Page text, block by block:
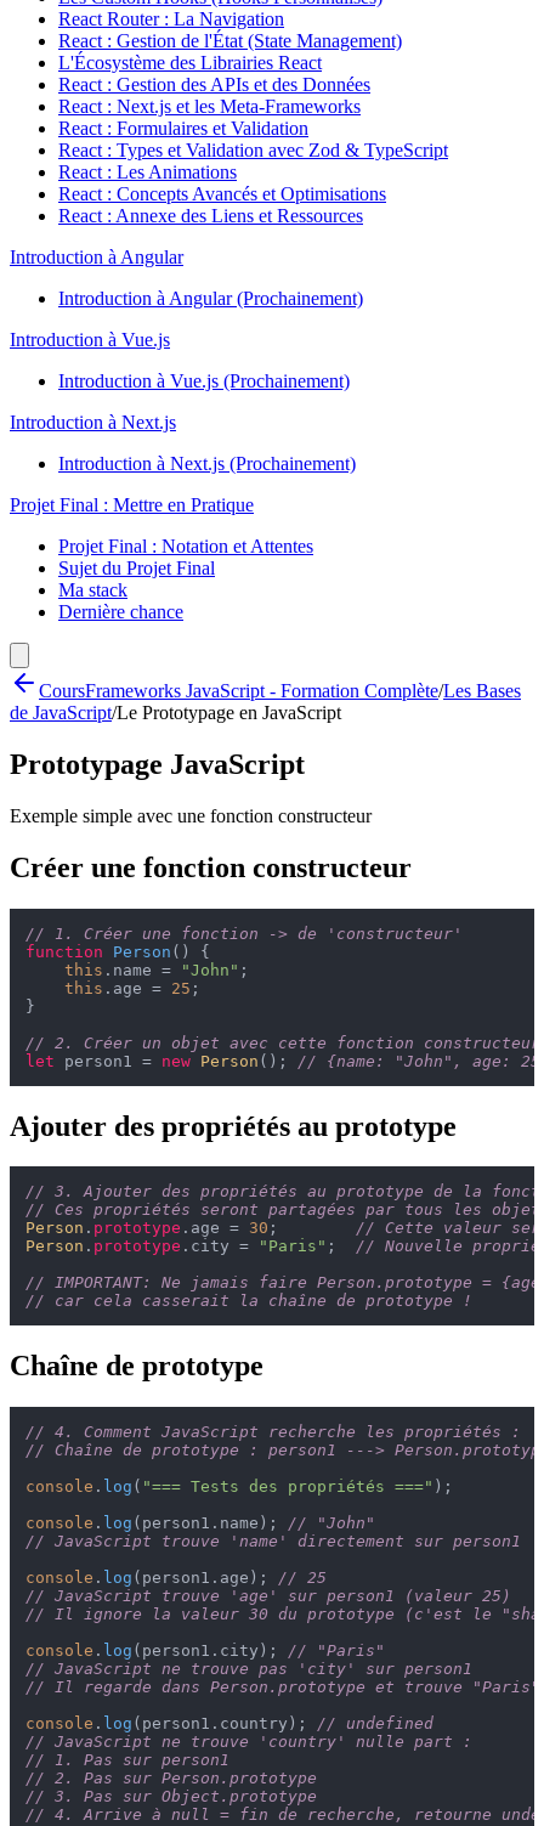
React Router : La Navigation
React : Gestion de l'État (State Management)
L'Écosystème des Librairies React
React : Gestion des APIs et des Données
React : Next.js et les Meta-Frameworks
React : Formulaires et Validation
React : Types et Validation avec Zod & TypeScript
React : Les Animations
React : Concepts Avancés et Optimisations
React : Annexe des Liens et Ressources
Introduction à Angular
Introduction à Angular (Prochainement)
Introduction à Vue.js
Introduction à Vue.js (Prochainement)
Introduction à Next.js
Introduction à Next.js (Prochainement)
Projet Final : Mettre en Pratique
Projet Final : Notation et Attentes
Sujet du Projet Final
Ma stack
Dernière chance
CoursFrameworks JavaScript - Formation Complète/Les Bases
de JavaScript/Le Prototypage en JavaScript
Prototypage JavaScript
Exemple simple avec une fonction constructeur
Créer une fonction constructeur
// 1. Créer une fonction -> de 'constructeur'
function
Person ( ) {
this . name = "John" ;
this . age = 25 ;
}
// 2. Créer un objet avec cette fonction constructeur
let person1 = new Person (); // {name: "John", age:
Ajouter des propriétés au prototype
// 3. Ajouter des propriétés au prototype de la
// Ces propriétés seront partagées par tous les
Person . prototype . age = 30 ; // Cette valeur
Person . prototype . city = "Paris" ; // Nouvelle
// IMPORTANT: Ne jamais faire Person.prototype =
// car cela casserait la chaîne de prototype !
Chaîne de prototype
// 4. Comment JavaScript recherche les propriétés :
// Chaîne de prototype : person1 --->
console . log ( "=== Tests des propriétés ===" );
console . log (person1. name ); // "John"
// JavaScript trouve 'name' directement sur person1
console . log (person1. age ); // 25
// JavaScript trouve 'age' sur person1 (valeur 25)
// Il ignore la valeur 30 du prototype (c'est le
console . log (person1. city ); // "Paris"
// JavaScript ne trouve pas 'city' sur person1
// Il regarde dans Person.prototype et trouve "Paris"
console . log (person1. country ); // undefined
// JavaScript ne trouve 'country' nulle part :
// 1. Pas sur person1
// 2. Pas sur Person.prototype
// 3. Pas sur Object.prototype
// 4. Arrive à null = fin de recherche, retourne